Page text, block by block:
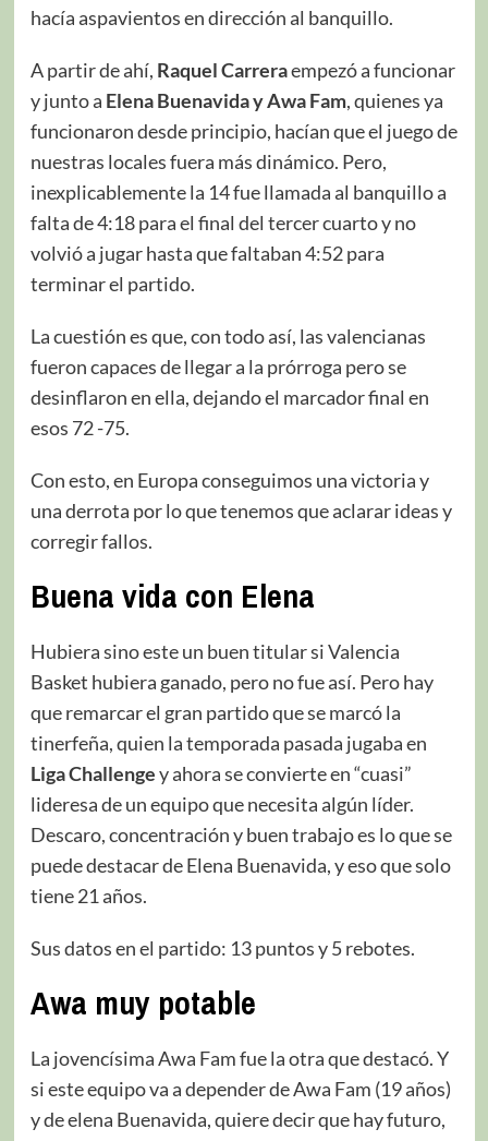
hacía aspavientos en dirección al banquillo.
A partir de ahí, Raquel Carreraempezó a funcionar
y junto a Elena Buenavida y Awa Fam, quienes ya
funcionaron desde principio, hacían que el juego de
nuestras locales fuera más dinámico. Pero,
inexplicablemente la 14 fue llamada al banquillo a
falta de 4:18 para el final del tercer cuarto y no
volvió a jugar hasta que faltaban 4:52 para
terminar el partido.
La cuestión es que, con todo así, las valencianas
fueron capaces de llegar a la prórroga pero se
desinflaron en ella, dejando el marcador final en
esos 72 -75.
Con esto, en Europa conseguimos una victoria y
una derrota por lo que tenemos que aclarar ideas y
corregir fallos.
Buena vida con Elena
Hubiera sino este un buen titular si Valencia
Basket hubiera ganado, pero no fue así. Pero hay
que remarcar el gran partido que se marcó la
tinerfeña, quien la temporada pasada jugaba en
Liga Challengey ahora se convierte en “cuasi”
lideresa de un equipo que necesita algún líder.
Descaro, concentración y buen trabajo es lo que se
puede destacar de Elena Buenavida, y eso que solo
tiene 21 años.
Sus datos en el partido: 13 puntos y 5 rebotes.
Awa muy potable
La jovencísima Awa Fam fue la otra que destacó. Y
si este equipo va a depender de Awa Fam (19 años)
y de elena Buenavida, quiere decir que hay futuro,